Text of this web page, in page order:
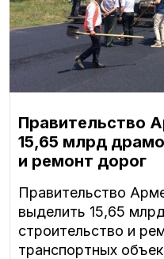
Правительство
15,65 млрд
и ремонт дорог
Правительство
выделить 15,65
строительство и
транспортных